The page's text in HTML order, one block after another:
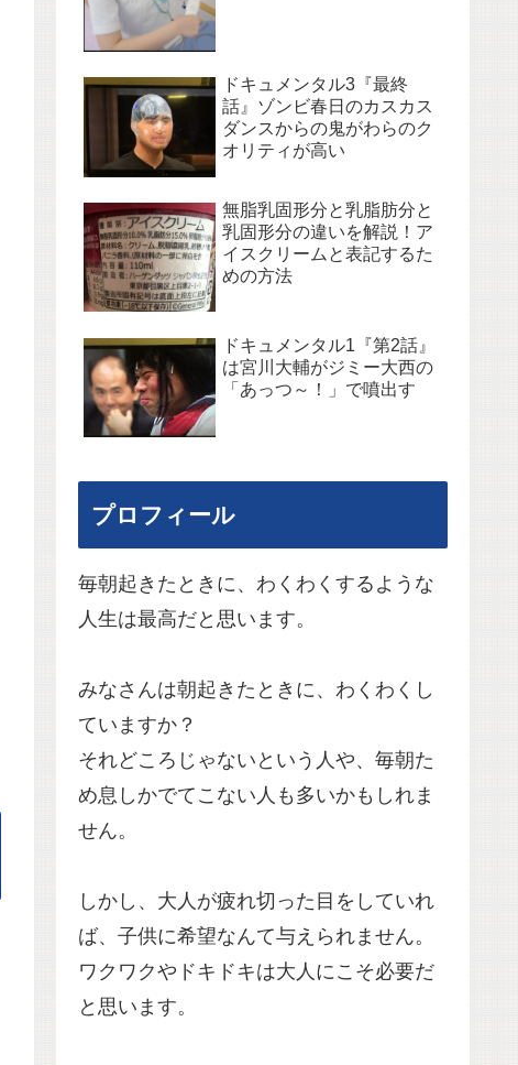
ドキュメンタル3『最終
話』ゾンビ春日のカスカス
ダンスからの鬼がわらのク
オリティが高い
無脂乳固形分と乳脂肪分と
乳固形分の違いを解説！ア
イスクリームと表記するた
めの方法
ドキュメンタル1『第2話』
は宮川大輔がジミー大西の
「あっつ～！」で噴出す
プロフィール
毎朝起きたときに、わくわくするような
人生は最高だと思います。
みなさんは朝起きたときに、わくわくし
ていますか？
それどころじゃないという人や、毎朝た
め息しかでてこない人も多いかもしれま
せん。
しかし、大人が疲れ切った目をしていれ
ば、子供に希望なんて与えられません。
ワクワクやドキドキは大人にこそ必要だ
と思います。